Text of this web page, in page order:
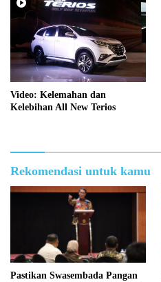
Video: Kelemahan dan
Kelebihan All New Terios
Rekomendasi untuk kamu
Pastikan Swasembada Pangan